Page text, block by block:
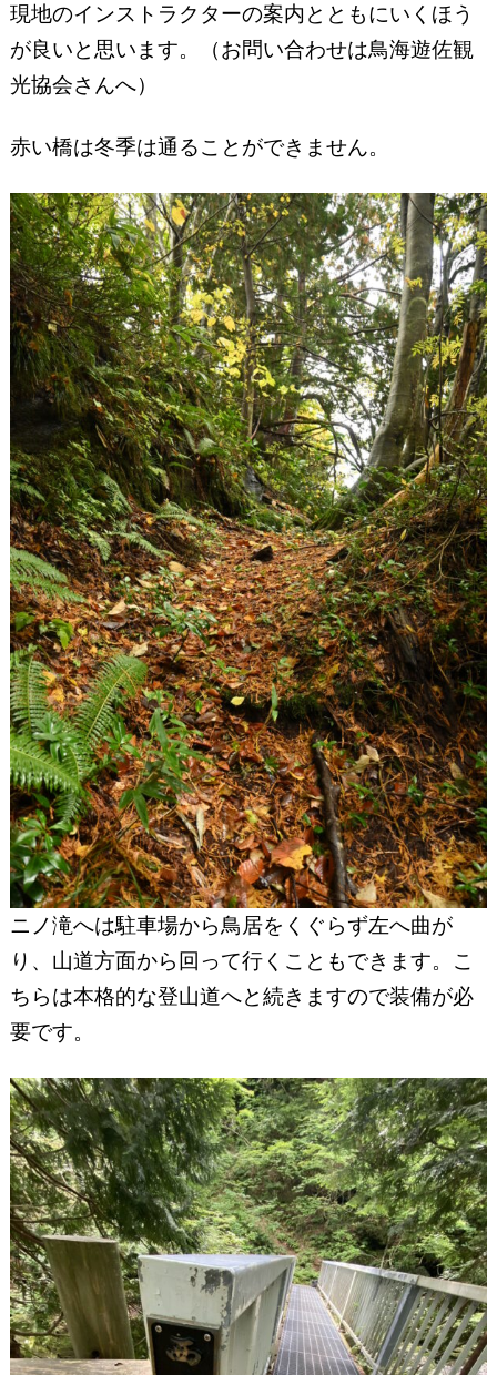
現地のインストラクターの案内とともにいくほう
が良いと思います。（お問い合わせは鳥海遊佐観
光協会さんへ）
赤い橋は冬季は通ることができません。
ニノ滝へは駐車場から鳥居をくぐらず左へ曲が
り、山道方面から回って行くこともできます。こ
ちらは本格的な登山道へと続きますので装備が必
要です。